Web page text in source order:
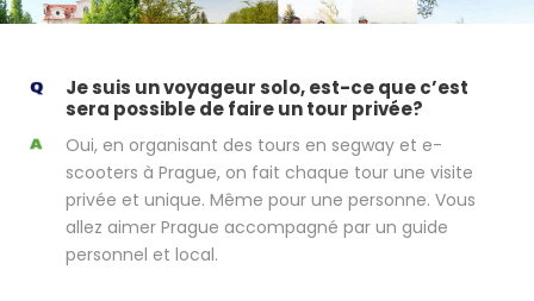
Je suis un voyageur solo, est-ce que c’est
sera possible de faire un tour privée?
Oui, en organisant des tours en segway et e-
scooters à Prague, on fait chaque tour une visite
privée et unique. Même pour une personne. Vous
allez aimer Prague accompagné par un guide
personnel et local.